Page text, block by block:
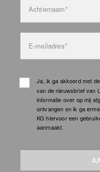
Achternaam*
E-mailadres*
Ja, ik ga akkoord met de
van de nieuwsbrief van
informatie over op mij
ontvangen en ik ga
KG hiervoor een
aanmaakt.